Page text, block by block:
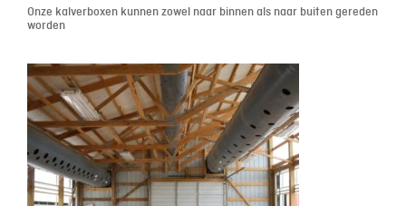
Onze kalverboxen kunnen zowel naar binnen als naar buiten gereden
worden